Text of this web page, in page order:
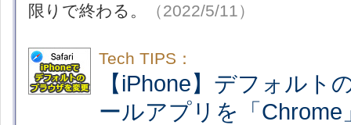
限りで終わる。
（2022/5/11）
Tech TIPS：
【iPhone】デフォルト
ールアプリを「Chrome